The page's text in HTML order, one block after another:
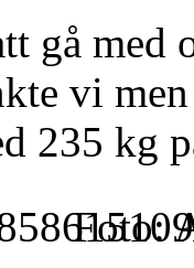
gå med
vi
235 kg
Foto: